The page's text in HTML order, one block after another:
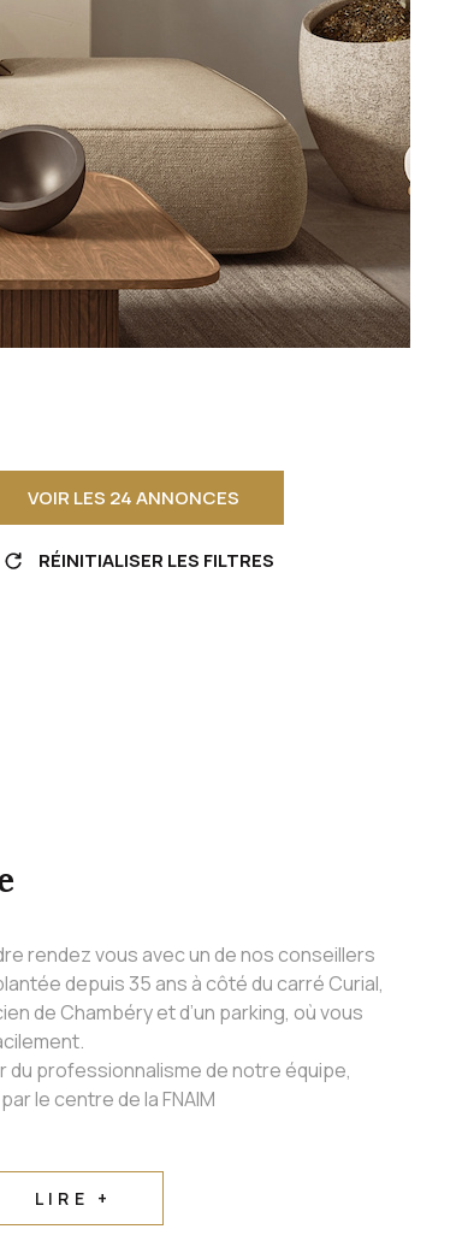
CONTACT
VOIR LES 24ANNONCES
RÉINITIALISER LES FILTRES
rendez vous avec un de nos conseillers
depuis 35 ans à côté du carré Curial,
de Chambéry et d’un parking, où vous
professionnalisme de notre équipe,
le centre de la FNAIM
LIRE +